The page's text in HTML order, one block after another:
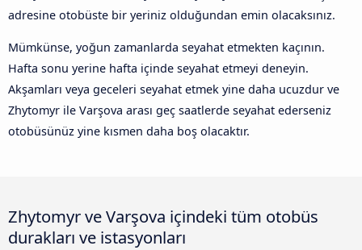
adresine otobüste bir yeriniz olduğundan emin olacaksınız.
Mümkünse, yoğun zamanlarda seyahat etmekten kaçının.
Hafta sonu yerine hafta içinde seyahat etmeyi deneyin.
Akşamları veya geceleri seyahat etmek yine daha ucuzdur ve
Zhytomyr ile Varşova arası geç saatlerde seyahat ederseniz
otobüsünüz yine kısmen daha boş olacaktır.
Zhytomyr ve Varşova içindeki tüm otobüs
durakları ve istasyonları